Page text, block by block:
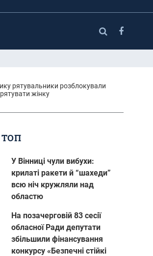
рятувальники розблокували
жінку
ТОП
У Вінниці чули вибухи:
крилаті ракети й “шахеди”
всю ніч кружляли над
областю
На позачерговій 83 сесії
обласної Ради депутати
збільшили фінансування
конкурсу «Безпечні стійкі